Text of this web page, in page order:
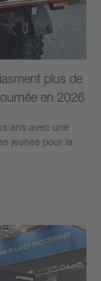
plus de
en 2026
ans avec une
jeunes pour la